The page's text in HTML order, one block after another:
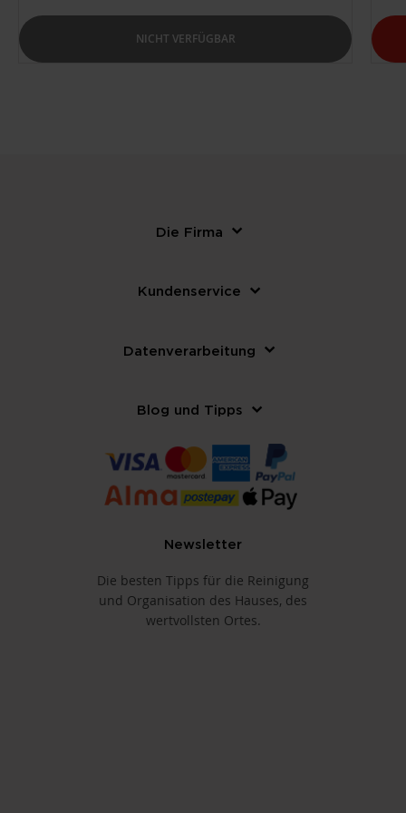
NICHT VERFÜGBAR
Die Firma
Kundenservice
Datenverarbeitung
Blog und Tipps
Newsletter
Die besten Tipps für die Reinigung
und Organisation des Hauses, des
wertvollsten Ortes.